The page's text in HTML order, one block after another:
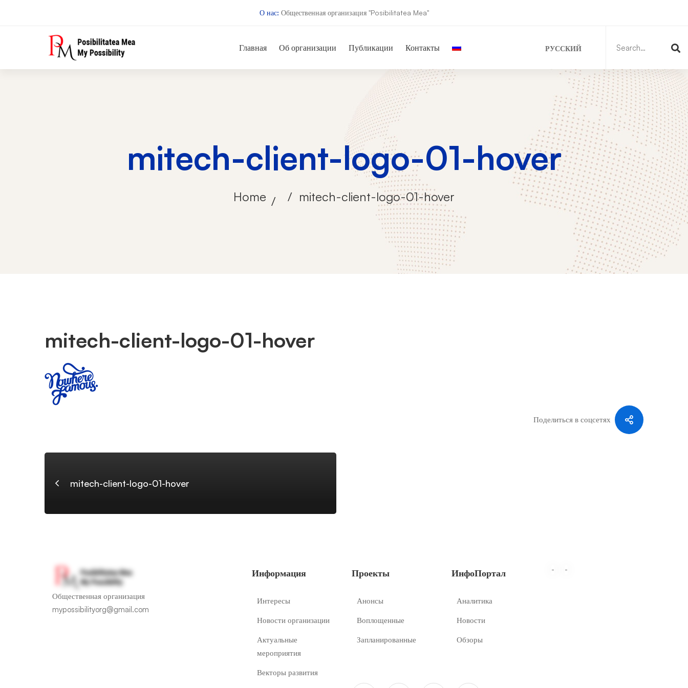
О нас: Общественная организация "Posibilitatea Mea"
Главная Об организации Публикации Контакты РУССКИЙ
mitech-client-logo-01-hover
Home mitech-client-logo-01-hover
mitech-
client-
logo-
01-
hover
mitech-client-logo-01-hover
Поделиться в соцсетях
mitech-client-logo-01-hover
Общественная организация
mypossibilityorg@gmail.com
Информация
Интересы
Новости организации
Актуальные
мероприятия
Векторы развития
Проекты
Анонсы
Воплощенные
Запланированные
ИнфоПортал
Аналитика
Новости
Обзоры
- -